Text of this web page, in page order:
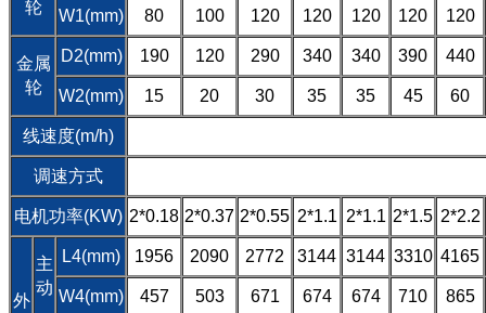
轮 W1(mm) 80 100 120 120 120 120 120
金属
轮
D2(mm) 190 120 290 340 340 390 440
W2(mm) 15 20 30 35 35 45 60
线速度(m/h)
调速方式
电机功率(KW) 2*0.18 2*0.37 2*0.55 2*1.1 2*1.1 2*1.5 2*2.2
外
主
动
L4(mm) 1956 2090 2772 3144 3144 3310 4165
W4(mm) 457 503 671 674 674 710 865